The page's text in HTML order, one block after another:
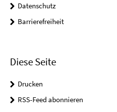
Datenschutz
Barrierefreiheit
Diese Seite
Drucken
RSS-Feed abonnieren